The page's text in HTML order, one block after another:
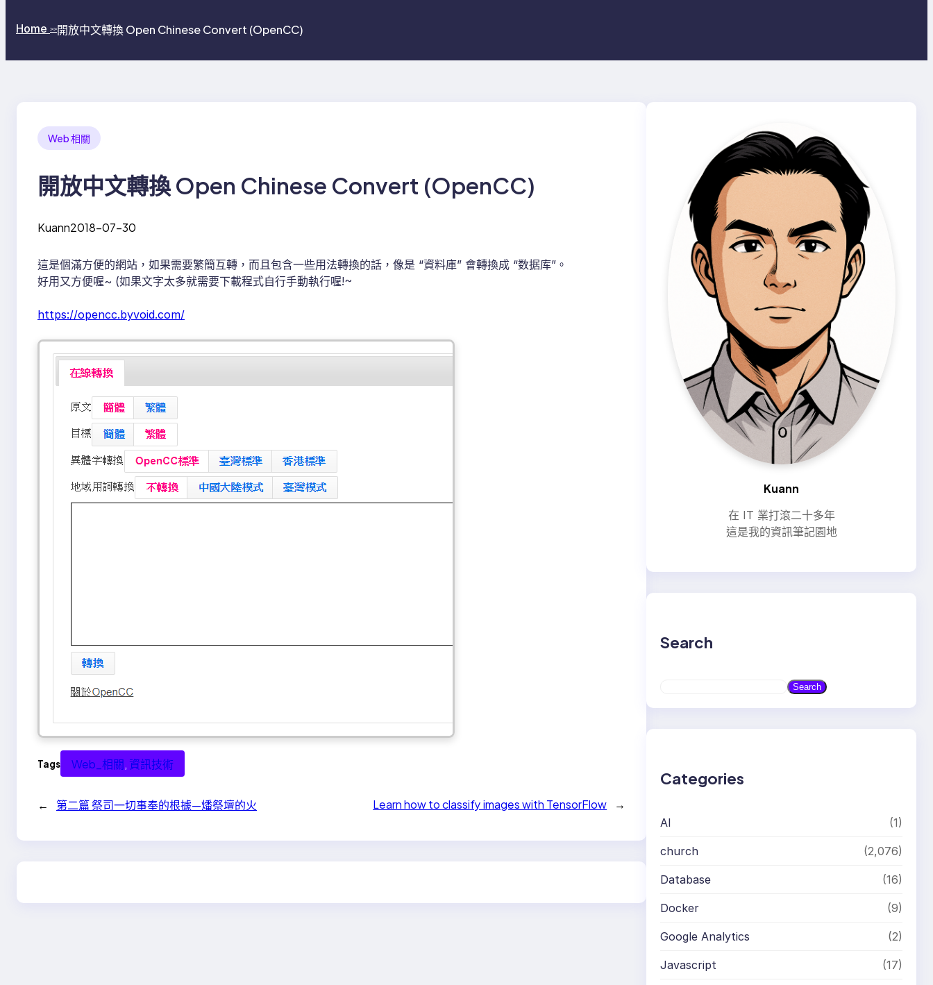
Home >>開放中文轉換 Open Chinese Convert (OpenCC)
Web 相關
開放中文轉換 Open Chinese Convert (OpenCC)
Kuann2018-07-30
這是個滿方便的網站，如果需要繁簡互轉，而且包含一些用法轉換的話，像是 “資料庫” 會轉換成 “数据库”。
好用又方便喔~ (如果文字太多就需要下載程式自行手動執行喔!~
https://opencc.byvoid.com/
Tags Web_相關, 資訊技術
← 第二篇 祭司一切事奉的根據—燔祭壇的火 Learn how to classify images with TensorFlow →
Kuann
在 IT 業打滾二十多年
這是我的資訊筆記園地
Search
Search
Categories
AI (1)
church (2,076)
Database (16)
Docker (9)
Google Analytics (2)
Javascript (17)